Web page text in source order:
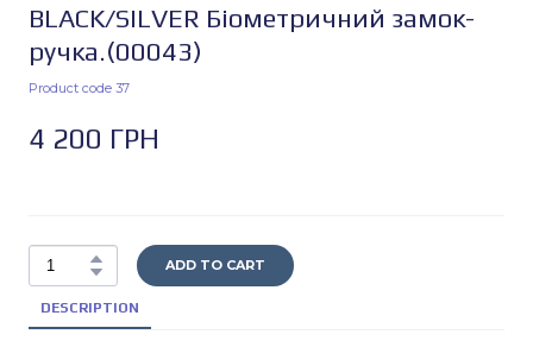
BLACK/SILVER Біометричний замок-
ручка.(00043)
Product code 37
4 200 ГРН
ADD TO CART
DESCRIPTION